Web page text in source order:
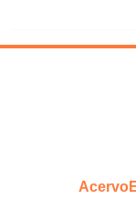
Acervo